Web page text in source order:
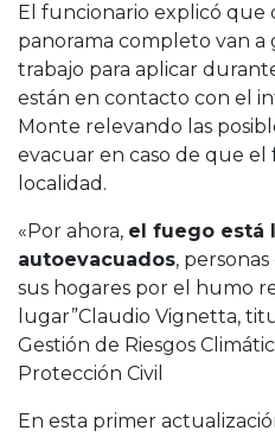
El funcionario explicó que
panorama completo van a
trabajo para aplicar
están en contacto con el
Monte relevando las
evacuar en caso de que el
localidad.
«Por ahora, el fuego está
autoevacuados,
sus hogares por el humo
lugar”Claudio Vignetta,
Gestión de Riesgos
Protección Civil
En esta primer